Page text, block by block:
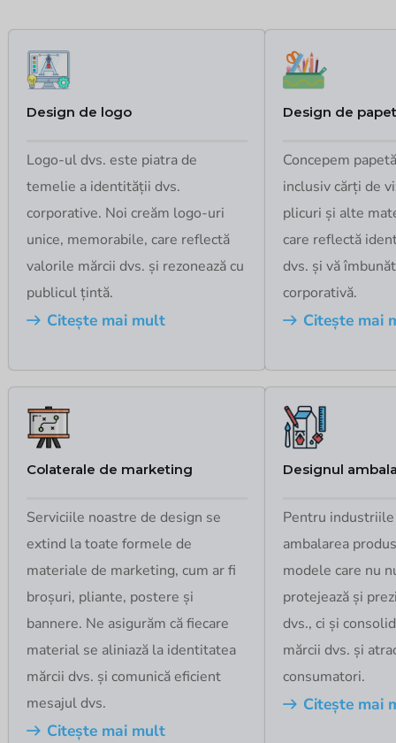
Design de logo
Logo-ul dvs. este piatra de
temelie a identității dvs.
corporative. Noi creăm logo-uri
unice, memorabile, care reflectă
valorile mărcii dvs. și rezonează cu
publicul țintă.
Citește mai mult
Design de
Concepem
inclusiv cărți de
plicuri și alte
care reflectă
dvs. și vă
corporativă.
Citește mai
Colaterale de marketing
Serviciile noastre de design se
extind la toate formele de
materiale de marketing, cum ar fi
broșuri, pliante, postere și
bannere. Ne asigurăm că fiecare
material se aliniază la identitatea
mărcii dvs. și comunică eficient
mesajul dvs.
Citește mai mult
Designul
Pentru
ambalarea
modele care nu
protejează și
dvs., ci și
mărcii dvs. și
consumatori.
Citește mai